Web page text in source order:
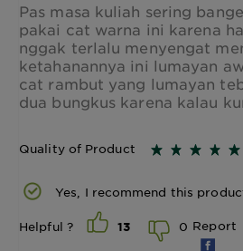
Pas masa kuliah sering
pakai cat warna ini karena
nggak terlalu menyengat
ketahanannya ini lumayan
cat rambut yang lumayan
dua bungkus karena kalau
Quality of Product
Yes, I recommend this
Helpful ? 13 0 Report